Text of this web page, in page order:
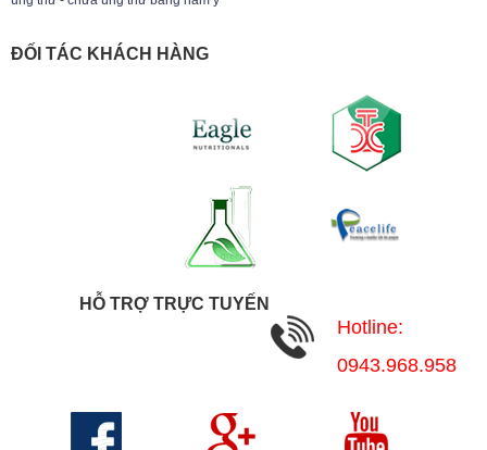
ĐỐI TÁC KHÁCH HÀNG
HỖ TRỢ TRỰC TUYẾN
Hotline:
0943.968.958